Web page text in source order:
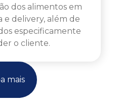
dos alimentos em
e delivery, além de
especificamente
o cliente.
mais